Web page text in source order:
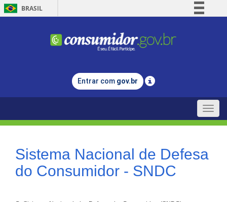
BRASIL
Comunica BR
Legislação
Entrar com gov.br
Toggle
Sistema Nacional de Defesa
do Consumidor - SNDC